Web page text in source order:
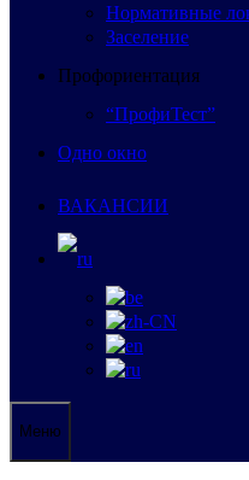
Нормативные
Заселение
Профориентация
“ПрофиТест”
Одно окно
ВАКАНСИИ
Меню